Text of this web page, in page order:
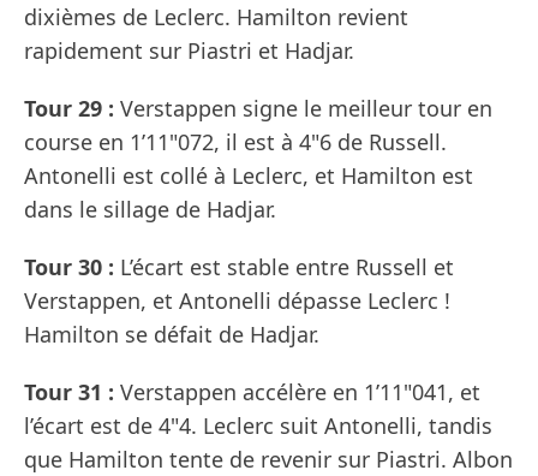
dixièmes de Leclerc. Hamilton revient
rapidement sur Piastri et Hadjar.
Tour 29 : Verstappen signe le meilleur tour en
course en 1’11"072, il est à 4"6 de Russell.
Antonelli est collé à Leclerc, et Hamilton est
dans le sillage de Hadjar.
Tour 30 : L’écart est stable entre Russell et
Verstappen, et Antonelli dépasse Leclerc !
Hamilton se défait de Hadjar.
Tour 31 : Verstappen accélère en 1’11"041, et
l’écart est de 4"4. Leclerc suit Antonelli, tandis
que Hamilton tente de revenir sur Piastri. Albon